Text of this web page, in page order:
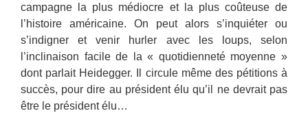
campagne la plus médiocre et la plus coûteuse de
l’histoire américaine. On peut alors s’inquiéter ou
s’indigner et venir hurler avec les loups, selon
l’inclinaison facile de la « quotidienneté moyenne »
dont parlait Heidegger. Il circule même des pétitions à
succès, pour dire au président élu qu’il ne devrait pas
être le président élu…